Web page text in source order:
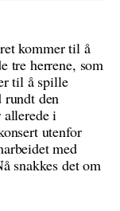
kommer til å
tre herrene, som
til å spille
rundt den
allerede i
utenfor
med
snakkes det om